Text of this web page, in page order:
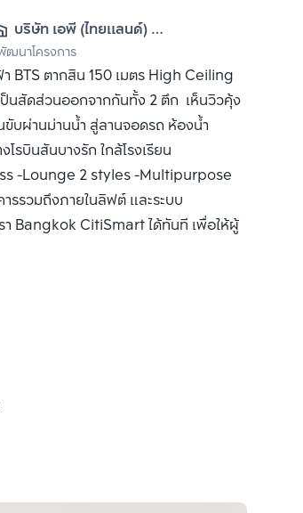
บริษัท เอพี (ไทยแลนด์)
จำกัด(มหาชน)
ฒนาโครงการ
BTS ตากสิน 150 เมตร High Ceiling
นสัดส่วนออกจากกันทั้ง 2 ตึก เห็นวิวคุ้ง
บผ่านม่านน้ำ สู่ลานจอดรถ ห้องน้ำ
บินสันบางรัก ใกล้โรงเรียน
-Lounge 2 styles -Multipurpose
รวมถึงภายในลิฟต์ และระบบ
า Bangkok CitiSmart ได้ทันที เพื่อให้ผู้